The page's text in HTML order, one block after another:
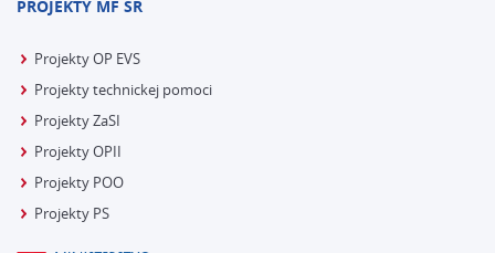
PROJEKTY MF SR
Projekty OP EVS
Projekty technickej pomoci
Projekty ZaSI
Projekty OPII
Projekty POO
Projekty PS